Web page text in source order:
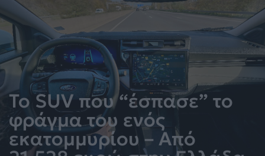
Το SUV που “έσπασε” το
φράγμα του ενός
εκατομμυρίου – Από